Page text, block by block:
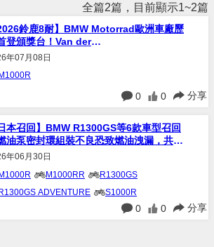
全篇2篇，目前顯示1~2篇
鈴鹿8耐】BMW Motorrad歐洲車廠歷
登頒獎台！Van der
駕駛
年07月08日
M1000R
0 0 分享
本召回】BMW R1300GS等6款車型召回
油泵密封環組裝不良恐致燃油洩漏，共
台
年06月30日
M1000R M1000RR R1300GS
R1300GS ADVENTURE S1000R
0 0 分享